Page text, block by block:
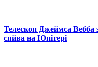
Телескоп Джеймса Вебба
сяйва на Юпітері